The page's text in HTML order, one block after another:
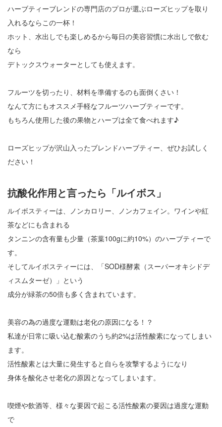
ハーブティーブレンドの専門店のプロが選ぶローズヒップを取り
入れるならこの一杯！
ホット、水出しでも楽しめるから毎日の美容習慣に水出しで飲む
なら
デトックスウォーターとしても使えます。
フルーツを切ったり、材料を準備するのも面倒くさい！
なんて方にもオススメ手軽なフルーツハーブティーです。
もちろん使用した後の果物とハーブは全て食べれます♪
ローズヒップが沢山入ったブレンドハーブティー、ぜひお試しく
ださい！
抗酸化作用と言ったら「ルイボス」
ルイボスティーは、ノンカロリー、ノンカフェイン。ワインや紅
茶などにも含まれる
タンニンの含有量も少量（茶葉100gに約10%）のハーブティーで
す。
そしてルイボスティーには、「SOD様酵素（スーパーオキシドデ
ィスムターゼ）」という
成分が緑茶の50倍も多く含まれています。
美容の為の過度な運動は老化の原因になる！？
私達が日常に吸い込む酸素のうち約2%は活性酸素になってしまい
ます。
活性酸素とは大量に発生すると自らを攻撃するようになり
身体を酸化させ老化の原因となってしまいます。
喫煙や飲酒等、様々な要因で起こる活性酸素の要因は過度な運動
で